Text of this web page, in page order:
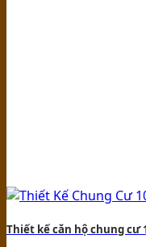
Thiết kế căn hộ chung